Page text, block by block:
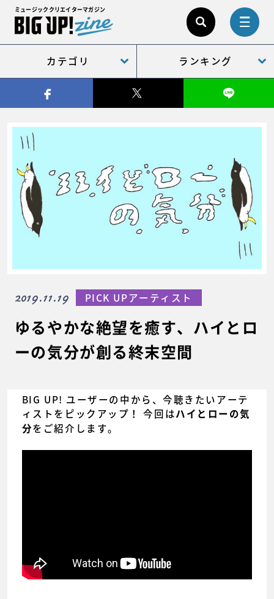
ミュージッククリエイターマガジン
カテゴリ ランキング
ゆるやかな絶望を癒す、ハイとロ
ーの気分が創る終末空間
2019.11.19 PICK UPアーティスト
BIG UP! ユーザーの中から、今聴きたいアーテ
ィストをピックアップ！ 今回は ハイとローの気
分をご紹介します。